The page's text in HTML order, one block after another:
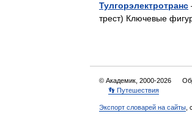
Тулгорэлектротранс
трест) Ключевые
© Академик, 2000-2026
👣 Путешествия
Экспорт словарей на сайты